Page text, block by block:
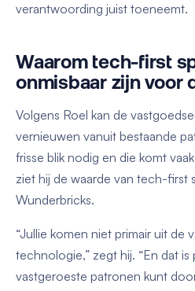
verantwoording juist toeneemt.
Waarom tech-first
onmisbaar zijn voor
Volgens Roel kan de
vernieuwen vanuit bestaande
frisse blik nodig en die komt
ziet hij de waarde van tech-first
Wunderbricks.
“Jullie komen niet primair uit de
technologie,” zegt hij. “En dat is
vastgeroeste patronen kunt